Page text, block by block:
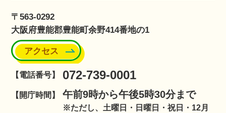
〒563-0292
大阪府豊能郡豊能町余野414番地の1
アクセス
【電話番号】 072-739-0001
【開庁時間】 午前9時から午後5時30分まで
※ただし、土曜日・日曜日・祝日・12月